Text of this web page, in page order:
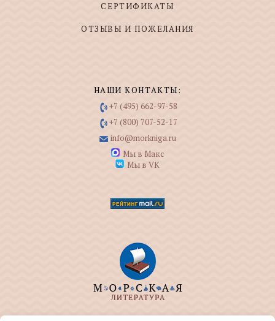
СЕРТИФИКАТЫ
ОТЗЫВЫ И ПОЖЕЛАНИЯ
НАШИ КОНТАКТЫ:
+7 (495) 662-97-58
+7 (800) 707-52-17
info@morkniga.ru
Мы в Макс
Мы в VK